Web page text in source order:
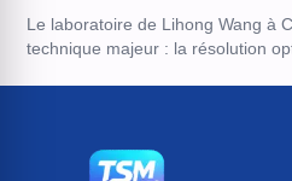
Le laboratoire de Lihong Wang à
technique majeur : la résolution